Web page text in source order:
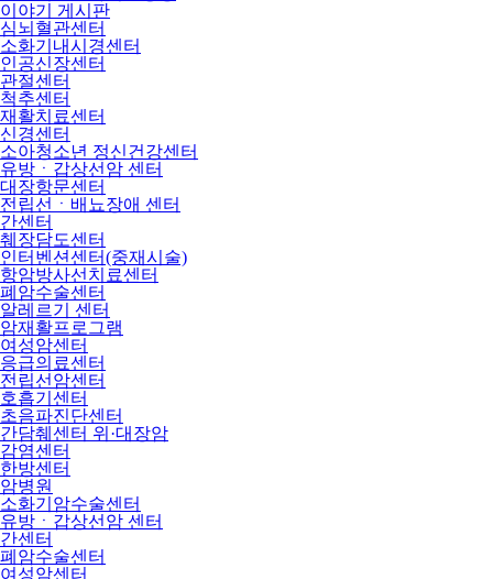
이야기 게시판
심뇌혈관센터
소화기내시경센터
인공신장센터
관절센터
척추센터
재활치료센터
신경센터
소아청소년 정신건강센터
유방ㆍ갑상선암 센터
대장항문센터
전립선ㆍ배뇨장애 센터
간센터
췌장담도센터
인터벤션센터(중재시술)
항암방사선치료센터
폐암수술센터
알레르기 센터
암재활프로그램
여성암센터
응급의료센터
전립선암센터
호흡기센터
초음파진단센터
간담췌센터 위·대장암
감염센터
한방센터
암병원
소화기암수술센터
유방ㆍ갑상선암 센터
간센터
폐암수술센터
여성암센터